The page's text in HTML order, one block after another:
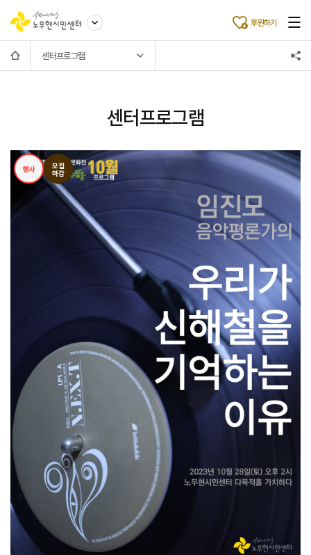
후원하기
센터프로그램
센터프로그램
행사
모집
마감